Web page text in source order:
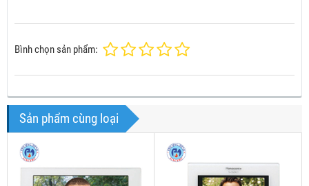
Bình chọn sản phẩm:
Sản phẩm cùng loại